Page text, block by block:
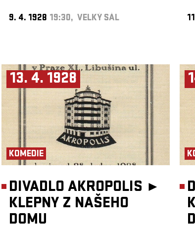
9. 4. 1928 19:30, VELKÝ SÁL
13. 4. 1928
KOMEDIE
DIVADLO AKROPOLIS ►
KLEPNY Z NAŠEHO
DOMU